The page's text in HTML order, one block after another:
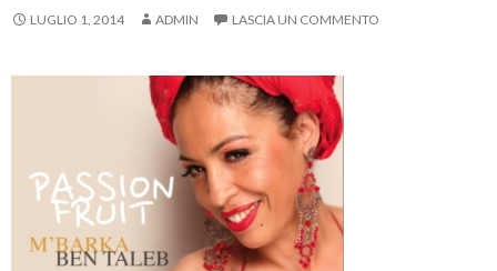
LUGLIO 1, 2014 ADMIN LASCIA UN COMMENTO